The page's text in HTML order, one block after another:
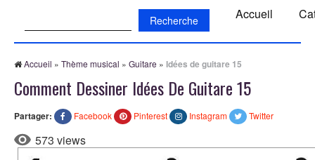
Accueil
Accueil » Thème musical » Guitare » Idées de guitare 15
Comment Dessiner Idées De Guitare 15
Partager: Facebook Pinterest Instagram Twitter
573 views